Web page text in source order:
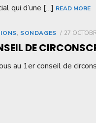
qui d’une […] READ MORE
, SONDAGES 27
DE
au 1er conseil de